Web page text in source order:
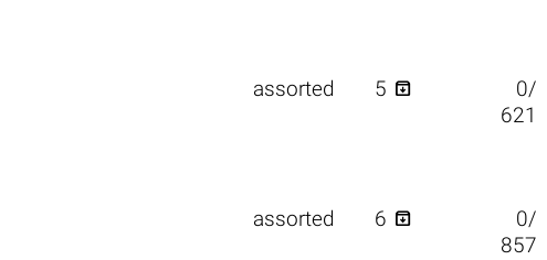
assorted 5 
0/
621
assorted 6 
0/
857